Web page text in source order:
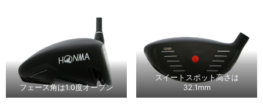
フェース角は1.0度オープン
スイートスポット高さは
32.1mm